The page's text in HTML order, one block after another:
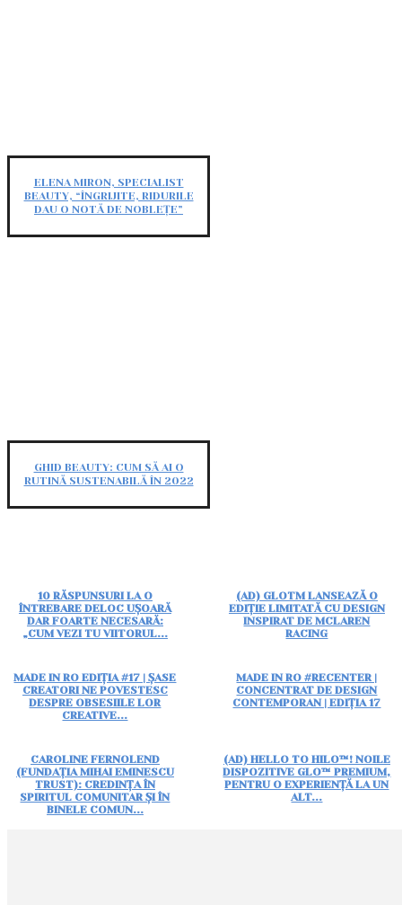
ELENA MIRON, SPECIALIST
BEAUTY, “ÎNGRIJITE, RIDURILE
DAU O NOTĂ DE NOBLEȚE”
GHID BEAUTY: CUM SĂ AI O
RUTINĂ SUSTENABILĂ ÎN 2022
10 RĂSPUNSURI LA O
ÎNTREBARE DELOC UȘOARĂ
DAR FOARTE NECESARĂ:
„CUM VEZI TU VIITORUL...
(AD) GLOTM LANSEAZĂ O
EDIȚIE LIMITATĂ CU DESIGN
INSPIRAT DE MCLAREN
RACING
MADE IN RO EDIȚIA #17 | ȘASE
CREATORI NE POVESTESC
DESPRE OBSESIILE LOR
CREATIVE...
MADE IN RO #RECENTER |
CONCENTRAT DE DESIGN
CONTEMPORAN | EDIȚIA 17
CAROLINE FERNOLEND
(FUNDAȚIA MIHAI EMINESCU
TRUST): CREDINȚA ÎN
SPIRITUL COMUNITAR ȘI ÎN
BINELE COMUN...
(AD) HELLO TO HILO™! NOILE
DISPOZITIVE GLO™ PREMIUM,
PENTRU O EXPERIENȚĂ LA UN
ALT...